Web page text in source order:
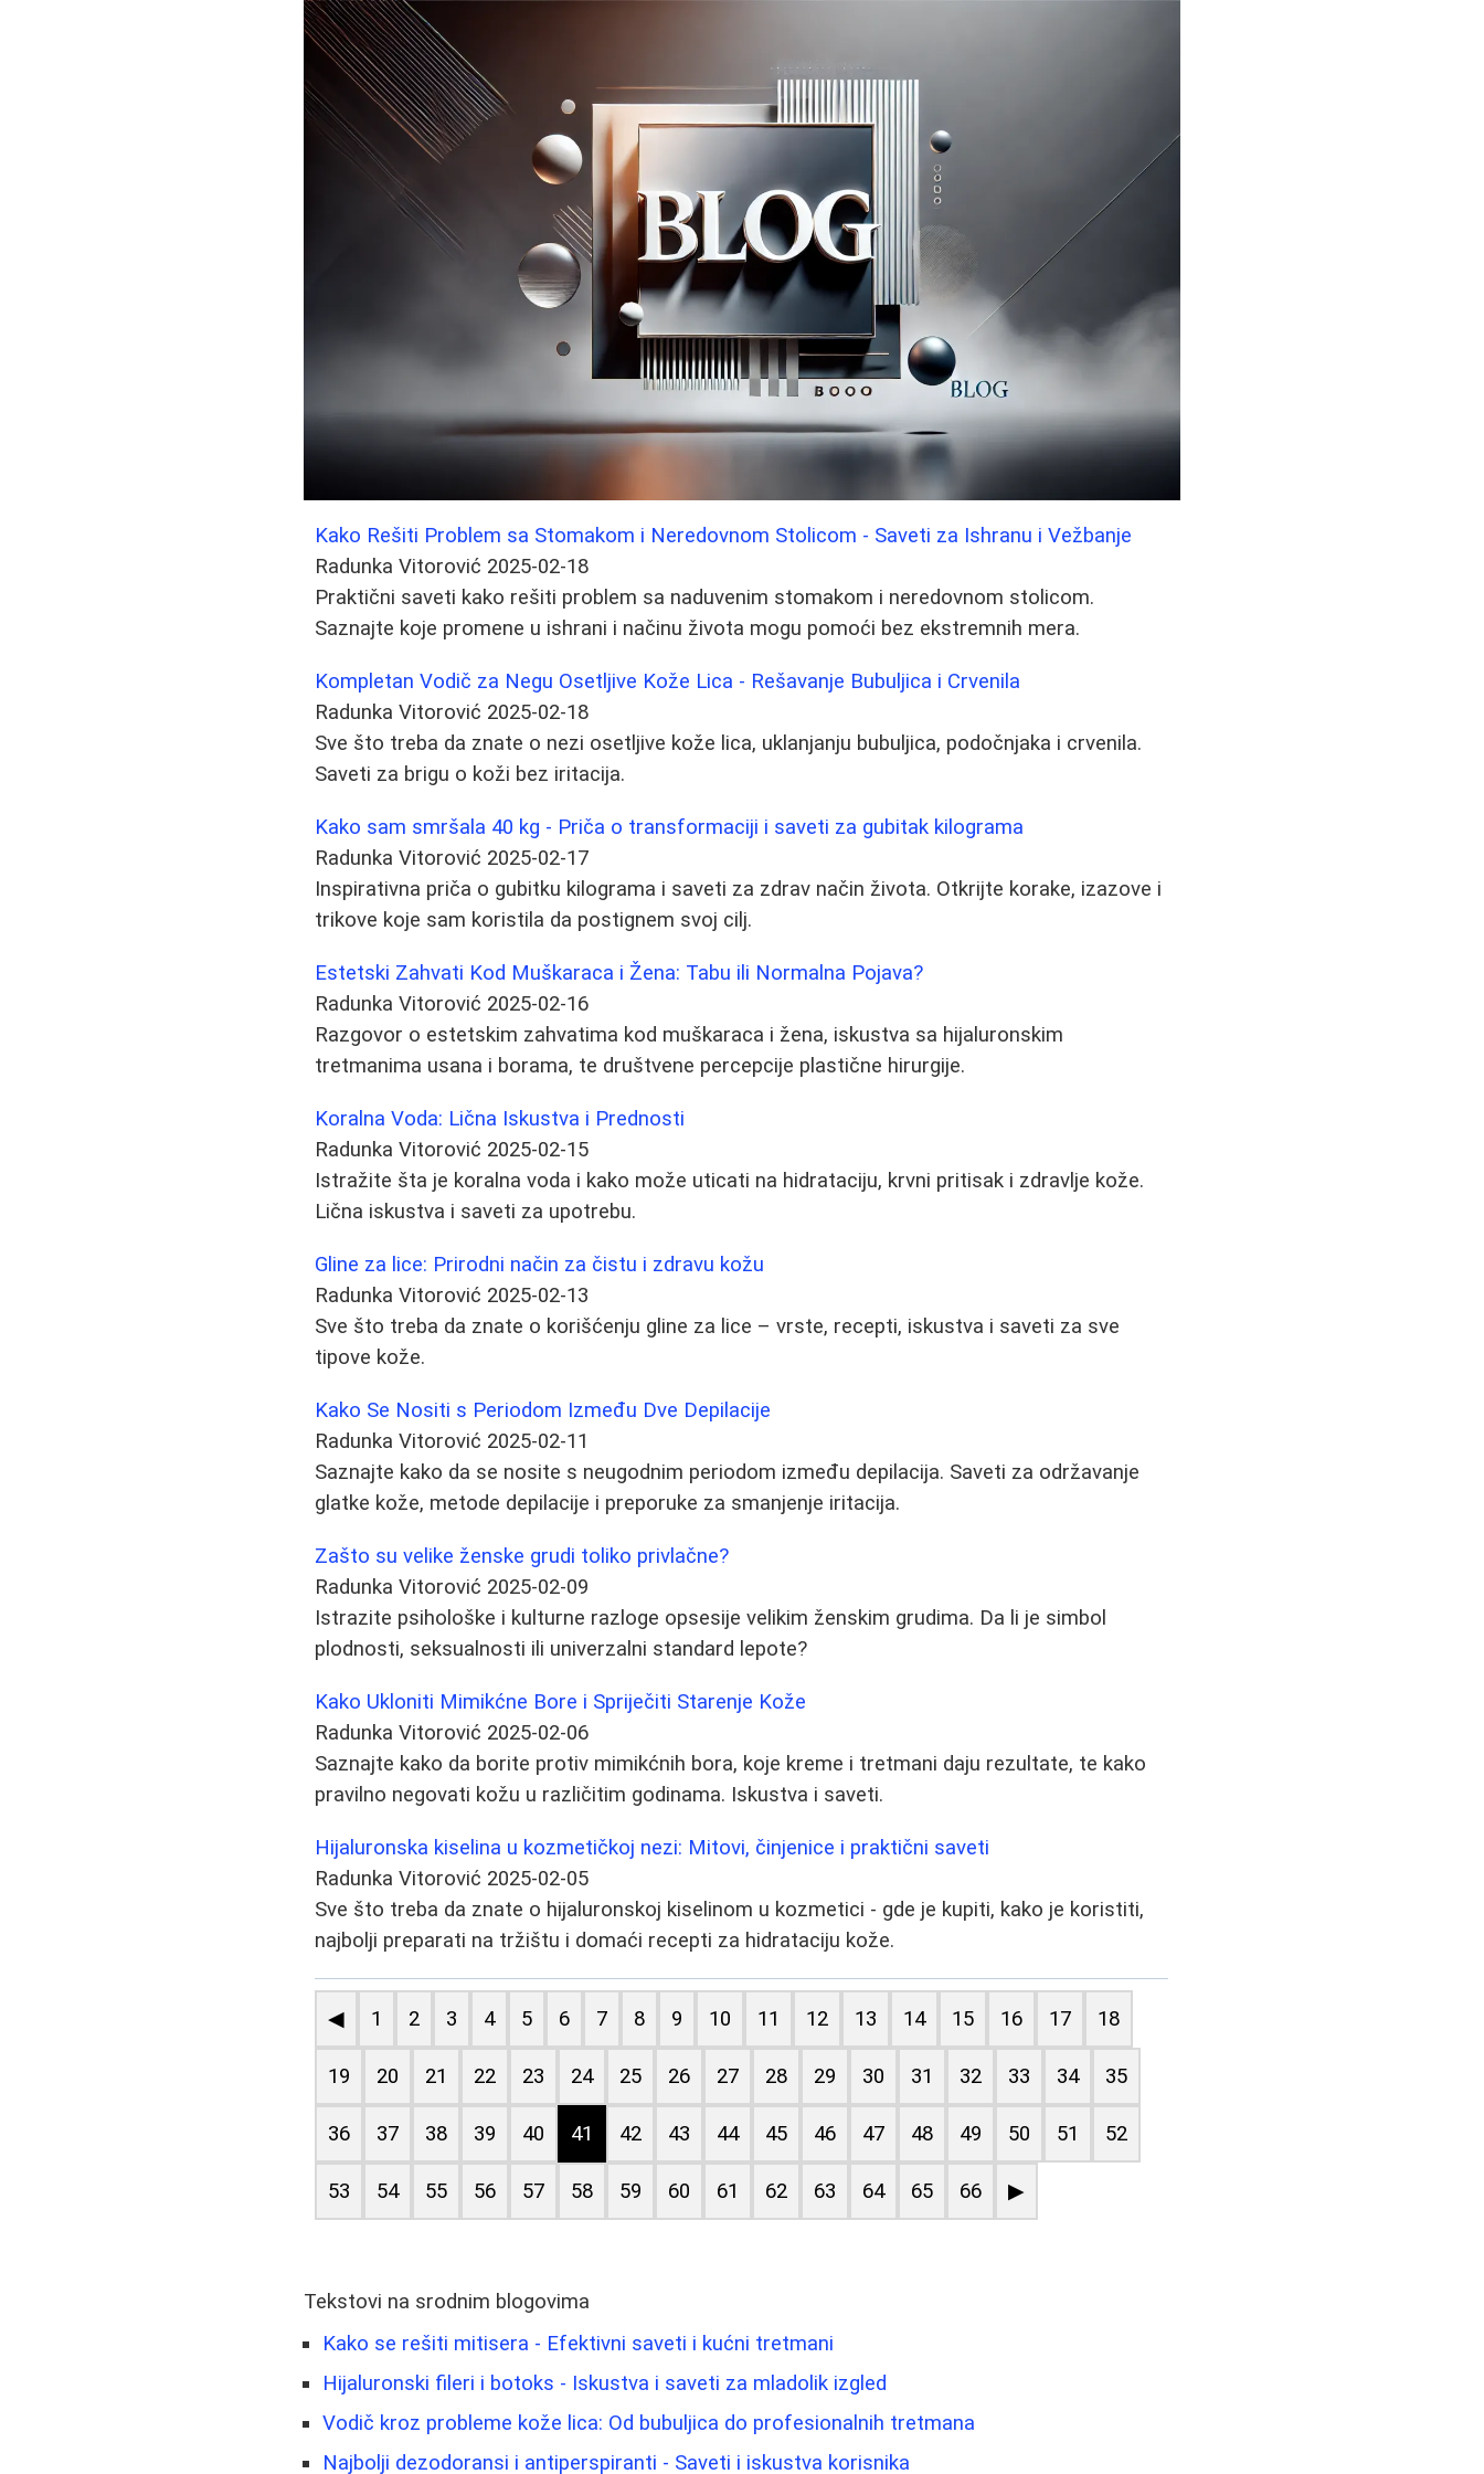
Kako Rešiti Problem sa Stomakom i Neredovnom Stolicom - Saveti za Ishranu i Vežbanje
Radunka Vitorović 2025-02-18
Praktični saveti kako rešiti problem sa naduvenim stomakom i neredovnom stolicom.
Saznajte koje promene u ishrani i načinu života mogu pomoći bez ekstremnih mera.
Kompletan Vodič za Negu Osetljive Kože Lica - Rešavanje Bubuljica i Crvenila
Radunka Vitorović 2025-02-18
Sve što treba da znate o nezi osetljive kože lica, uklanjanju bubuljica, podočnjaka i crvenila.
Saveti za brigu o koži bez iritacija.
Kako sam smršala 40 kg - Priča o transformaciji i saveti za gubitak kilograma
Radunka Vitorović 2025-02-17
Inspirativna priča o gubitku kilograma i saveti za zdrav način života. Otkrijte korake, izazove i
trikove koje sam koristila da postignem svoj cilj.
Estetski Zahvati Kod Muškaraca i Žena: Tabu ili Normalna Pojava?
Radunka Vitorović 2025-02-16
Razgovor o estetskim zahvatima kod muškaraca i žena, iskustva sa hijaluronskim
tretmanima usana i borama, te društvene percepcije plastične hirurgije.
Koralna Voda: Lična Iskustva i Prednosti
Radunka Vitorović 2025-02-15
Istražite šta je koralna voda i kako može uticati na hidrataciju, krvni pritisak i zdravlje kože.
Lična iskustva i saveti za upotrebu.
Gline za lice: Prirodni način za čistu i zdravu kožu
Radunka Vitorović 2025-02-13
Sve što treba da znate o korišćenju gline za lice – vrste, recepti, iskustva i saveti za sve
tipove kože.
Kako Se Nositi s Periodom Između Dve Depilacije
Radunka Vitorović 2025-02-11
Saznajte kako da se nosite s neugodnim periodom između depilacija. Saveti za održavanje
glatke kože, metode depilacije i preporuke za smanjenje iritacija.
Zašto su velike ženske grudi toliko privlačne?
Radunka Vitorović 2025-02-09
Istrazite psihološke i kulturne razloge opsesije velikim ženskim grudima. Da li je simbol
plodnosti, seksualnosti ili univerzalni standard lepote?
Kako Ukloniti Mimikćne Bore i Spriječiti Starenje Kože
Radunka Vitorović 2025-02-06
Saznajte kako da borite protiv mimikćnih bora, koje kreme i tretmani daju rezultate, te kako
pravilno negovati kožu u različitim godinama. Iskustva i saveti.
Hijaluronska kiselina u kozmetičkoj nezi: Mitovi, činjenice i praktični saveti
Radunka Vitorović 2025-02-05
Sve što treba da znate o hijaluronskoj kiselinom u kozmetici - gde je kupiti, kako je koristiti,
najbolji preparati na tržištu i domaći recepti za hidrataciju kože.
◀ 1 2 3 4 5 6 7 8 9 10 11 12 13 14 15 16 17 18
19 20 21 22 23 24 25 26 27 28 29 30 31 32 33 34 35
36 37 38 39 40 41 42 43 44 45 46 47 48 49 50 51 52
53 54 55 56 57 58 59 60 61 62 63 64 65 66 ▶
Tekstovi na srodnim blogovima
Kako se rešiti mitisera - Efektivni saveti i kućni tretmani
Hijaluronski fileri i botoks - Iskustva i saveti za mladolik izgled
Vodič kroz probleme kože lica: Od bubuljica do profesionalnih tretmana
Najbolji dezodoransi i antiperspiranti - Saveti i iskustva korisnika